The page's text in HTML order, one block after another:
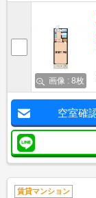
画像 : 8枚
空室確
賃貸マンション